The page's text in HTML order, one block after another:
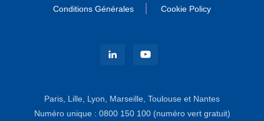
Conditions Générales Cookie Policy
Paris, Lille, Lyon, Marseille, Toulouse et Nantes
Numéro unique : 0800 150 100 (numéro vert gratuit)